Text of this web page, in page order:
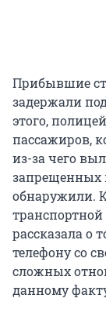
Прибывшие
задержали
этого,
пассажиров,
из-за чего
запрещенных
обнаружили.
рассказала о
телефону со
сложных
данному